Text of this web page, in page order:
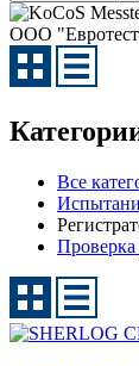
ООО
Все